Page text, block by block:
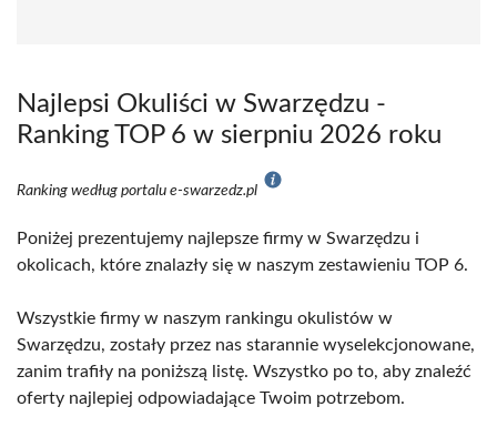
Najlepsi Okuliści w Swarzędzu -
Ranking TOP 6 w sierpniu 2026 roku
Ranking według portalu e-swarzedz.pl
Poniżej prezentujemy najlepsze firmy w Swarzędzu i
okolicach, które znalazły się w naszym zestawieniu TOP 6.
Wszystkie firmy w naszym rankingu okulistów w
Swarzędzu, zostały przez nas starannie wyselekcjonowane,
zanim trafiły na poniższą listę. Wszystko po to, aby znaleźć
oferty najlepiej odpowiadające Twoim potrzebom.